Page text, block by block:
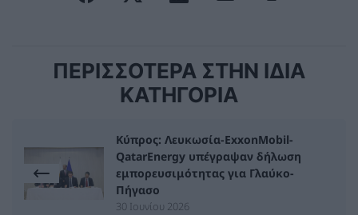
ΠΕΡΙΣΣΟΤΕΡΑ ΣΤΗΝ ΙΔΙΑ
ΚΑΤΗΓΟΡΙΑ
Κύπρος: Λευκωσία-ExxonMobil-
QatarEnergy υπέγραψαν δήλωση
εμπορευσιμότητας για Γλαύκο-
Πήγασο
30 Ιουνίου 2026